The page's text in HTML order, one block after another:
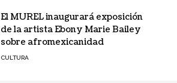
El MUREL inaugurará exposición
de la artista Ebony Marie Bailey
sobre afromexicanidad
CULTURA